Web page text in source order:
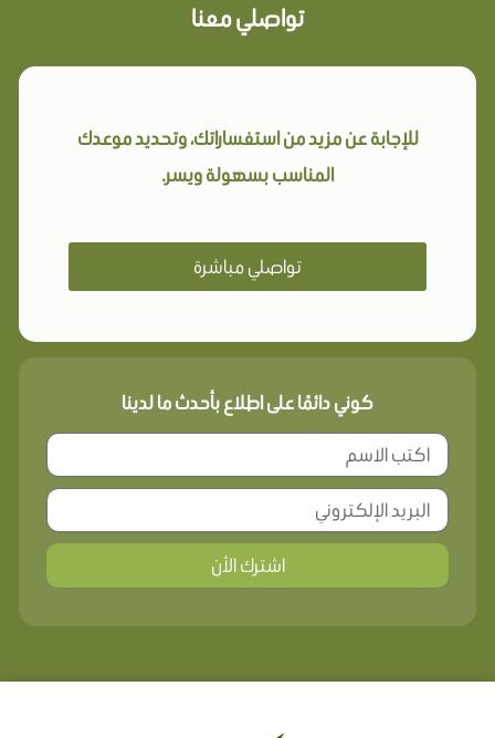
تواصلي معنا
للإجابة عن مزيد من استفساراتك، وتحديد موعدك
المناسب بسهولة ويسر.
تواصلي مباشرة
كوني دائمًا على اطلاع بأحدث ما لدينا
اشترك الأن